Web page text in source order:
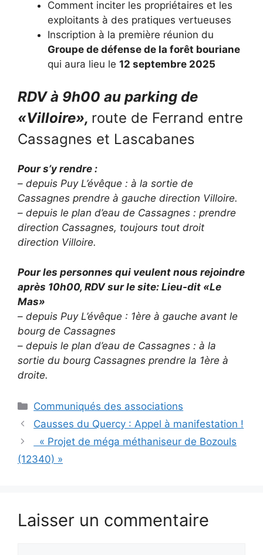
Comment inciter les propriétaires et les
exploitants à des pratiques vertueuses
Inscription à la première réunion du
Groupe de défense de la forêt bouriane
qui aura lieu le 12 septembre 2025
RDV à 9h00 au parking de
«Villoire», route de Ferrand entre
Cassagnes et Lascabanes
Pour s’y rendre :
– depuis Puy L’évêque : à la sortie de
Cassagnes prendre à gauche direction Villoire.
– depuis le plan d’eau de Cassagnes : prendre
direction Cassagnes, toujours tout droit
direction Villoire.
Pour les personnes qui veulent nous rejoindre
après 10h00, RDV sur le site: Lieu-dit «Le
Mas»
– depuis Puy L’évêque : 1ère à gauche avant le
bourg de Cassagnes
– depuis le plan d’eau de Cassagnes : à la
sortie du bourg Cassagnes prendre la 1ère à
droite.
Catégories
Communiqués des associations
Causses du Quercy : Appel à manifestation !
« Projet de méga méthaniseur de Bozouls
(12340) »
Laisser un commentaire